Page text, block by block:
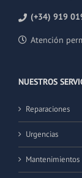
(+34) 919
Atención
NUESTROS
Reparaciones
Urgencias
Mantenimientos